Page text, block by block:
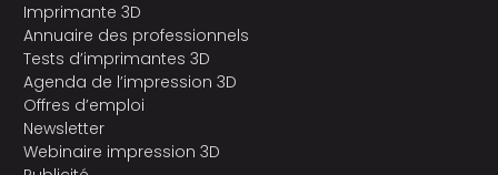
Imprimante 3D
Annuaire des professionnels
Tests d’imprimantes 3D
Agenda de l’impression 3D
Offres d’emploi
Newsletter
Webinaire impression 3D